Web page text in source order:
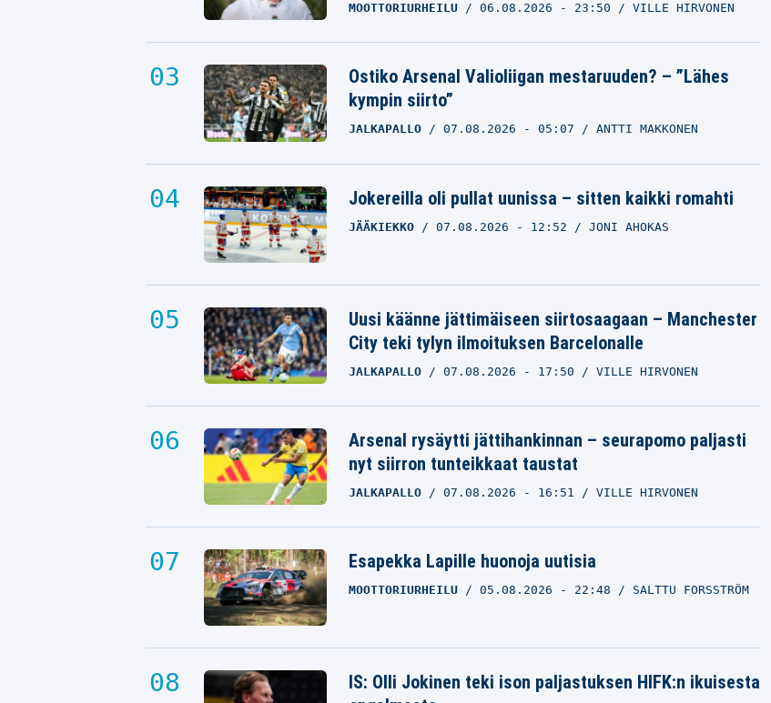
MOOTTORIURHEILU 06.08.2026 - 23:50 VILLE HIRVONEN
Ostiko Arsenal Valioliigan mestaruuden? – ”Lähes
kympin siirto”
JALKAPALLO 07.08.2026 - 05:07 ANTTI MAKKONEN
Jokereilla oli pullat uunissa – sitten kaikki romahti
JÄÄKIEKKO 07.08.2026 - 12:52 JONI AHOKAS
Uusi käänne jättimäiseen siirtosaagaan – Manchester
City teki tylyn ilmoituksen Barcelonalle
JALKAPALLO 07.08.2026 - 17:50 VILLE HIRVONEN
Arsenal rysäytti jättihankinnan – seurapomo paljasti
nyt siirron tunteikkaat taustat
JALKAPALLO 07.08.2026 - 16:51 VILLE HIRVONEN
Esapekka Lapille huonoja uutisia
MOOTTORIURHEILU 05.08.2026 - 22:48 SALTTU FORSSTRÖM
IS: Olli Jokinen teki ison paljastuksen HIFK:n ikuisesta